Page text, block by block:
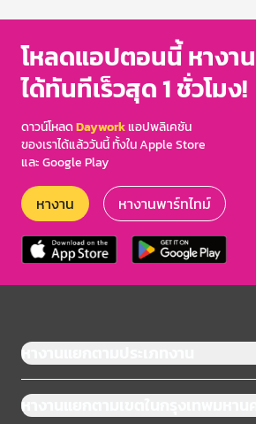
โหลดแอปตอนนี้ หางาน
ได้ทันทีเร็วสุด 1 ชั่วโมง!
ดาวน์โหลดDayworkแอปพลิเคชัน
ของเราได้แล้ววันนี้ ทั้งใน Apple Store
และ Google Play
หางาน หางานพาร์ทไทม์
หางานแยกตามประเภทงาน
หางานแยกตามเขตในกรุงเทพมหานคร